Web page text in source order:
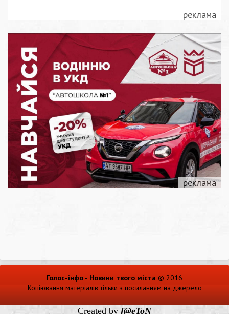
Голос-інфо - Новини твого міста © 2016
Копіювання матеріалів тільки з посиланням на джерело
Created by f@eToN